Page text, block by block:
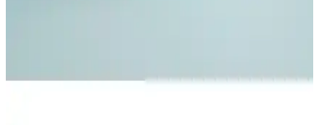
uyku deneyimi sunar.